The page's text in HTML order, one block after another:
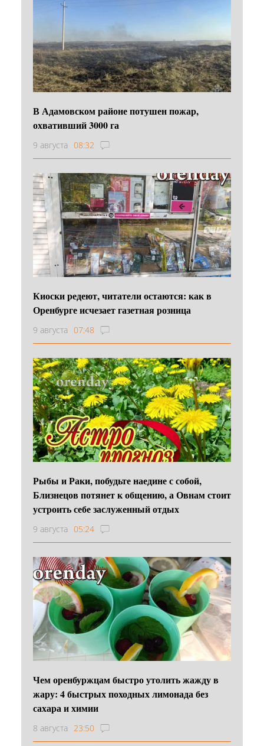
В Адамовском районе потушен пожар,
охвативший 3000 га
9 августа 08:32
Киоски редеют, читатели остаются: как в
Оренбурге исчезает газетная розница
9 августа 07:48
Рыбы и Раки, побудьте наедине с собой,
Близнецов потянет к общению, а Овнам стоит
устроить себе заслуженный отдых
9 августа 05:24
Чем оренбуржцам быстро утолить жажду в
жару: 4 быстрых походных лимонада без
сахара и химии
8 августа 23:50